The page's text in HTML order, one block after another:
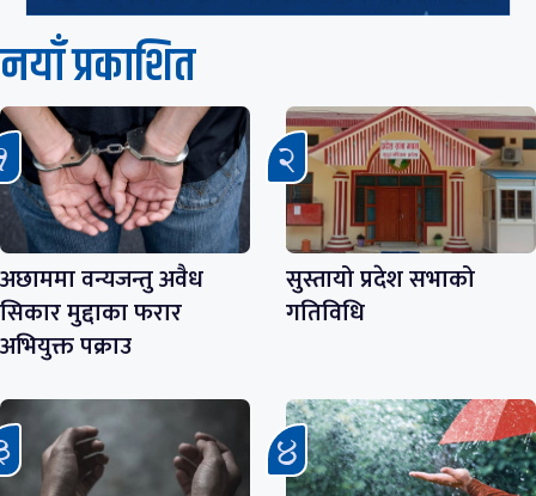
नयाँ प्रकाशित
अछाममा वन्यजन्तु अवैध
सिकार मुद्दाका फरार
अभियुक्त पक्राउ
सुस्तायो प्रदेश सभाको
गतिविधि